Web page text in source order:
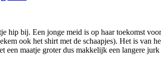
hip bij. Een jonge meid is op haar toekomst
ook het shirt met de schaapjes). Het is van
een maatje groter dus makkelijk een langere